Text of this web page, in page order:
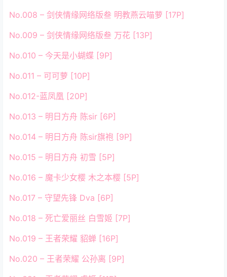
No.008 – 剑侠情缘网络版叁 明教燕云喵萝 [17P]
No.009 – 剑侠情缘网络版叁 万花 [13P]
No.010 – 今天是小蝴蝶 [9P]
No.011 – 可可萝 [10P]
No.012-蓝凤凰 [20P]
No.013 – 明日方舟 陈sir [6P]
No.014 – 明日方舟 陈sir旗袍 [9P]
No.015 – 明日方舟 初雪 [5P]
No.016 – 魔卡少女樱 木之本樱 [5P]
No.017 – 守望先锋 Dva [6P]
No.018 – 死亡爱丽丝 白雪姬 [7P]
No.019 – 王者荣耀 貂蝉 [16P]
No.020 – 王者荣耀 公孙离 [9P]